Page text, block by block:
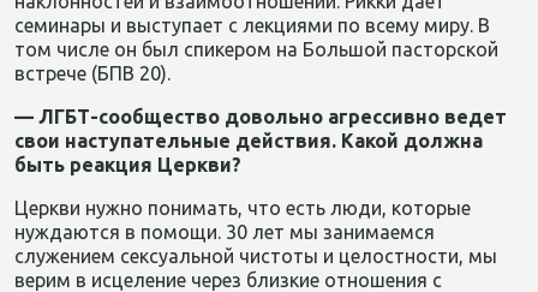
семинары и выступает с лекциями по всему миру. В
том числе он был спикером на Большой пасторской
встрече (БПВ 20).
— ЛГБТ-сообщество довольно агрессивно ведет
свои наступательные действия. Какой должна
быть реакция Церкви?
Церкви нужно понимать, что есть люди, которые
нуждаются в помощи. 30 лет мы занимаемся
служением сексуальной чистоты и целостности, мы
верим в исцеление через близкие отношения с